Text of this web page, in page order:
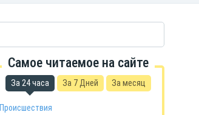
Самое читаемое на сайте
За 24 часа За 7 Дней За месяц
Происшествия